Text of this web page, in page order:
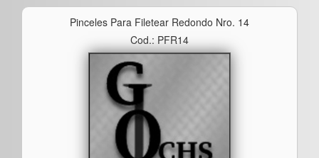
Pinceles Para Filetear Redondo Nro. 14
Cod.: PFR14